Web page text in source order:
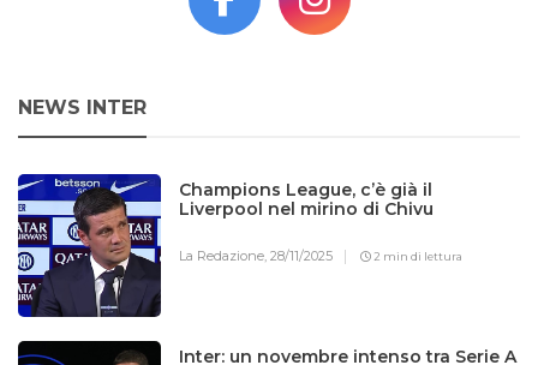
NEWS INTER
Champions League, c’è già il
Liverpool nel mirino di Chivu
La Redazione,28/11/2025 2 min di lettura
Inter: un novembre intenso tra Serie A